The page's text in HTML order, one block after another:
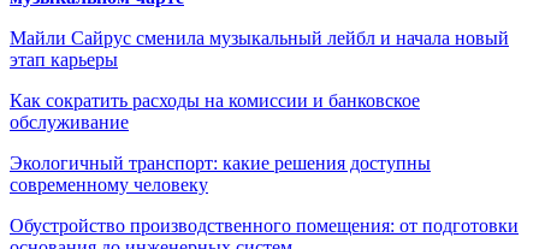
Майли Сайрус сменила музыкальный лейбл и начала новый
этап карьеры
Как сократить расходы на комиссии и банковское
обслуживание
Экологичный транспорт: какие решения доступны
современному человеку
Обустройство производственного помещения: от подготовки